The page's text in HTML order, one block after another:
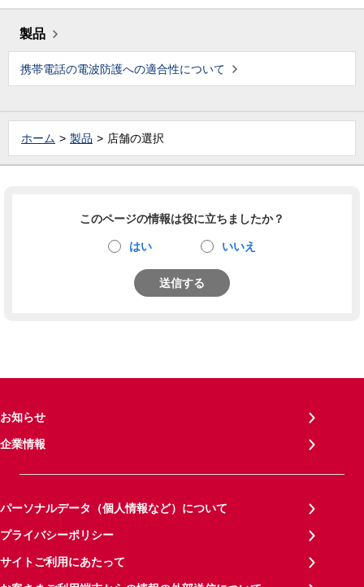
製品
携帯電話の電波防護への適合性について
ホーム 製品 店舗の選択
このページの情報は役に立ちましたか？
はい いいえ
送信する
お知らせ
企業情報
パーソナルデータ（個人情報など）について
プライバシーポリシー
サイトご利用にあたって